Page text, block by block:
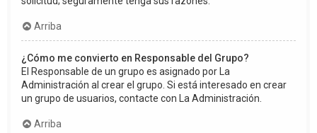
Arriba
¿Cómo me convierto en Responsable del Grupo?
El Responsable de un grupo es asignado por La
Administración al crear el grupo. Si está interesado en crear
un grupo de usuarios, contacte con La Administración.
Arriba